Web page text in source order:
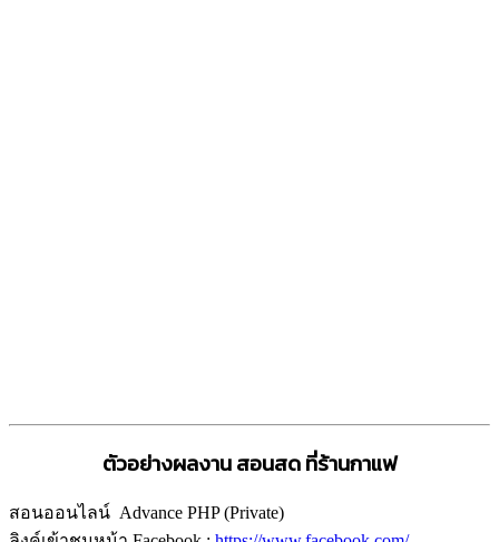
ตัวอย่างผลงาน สอนสด ที่ร้านกาแฟ
สอนออนไลน์ Advance PHP (Private)